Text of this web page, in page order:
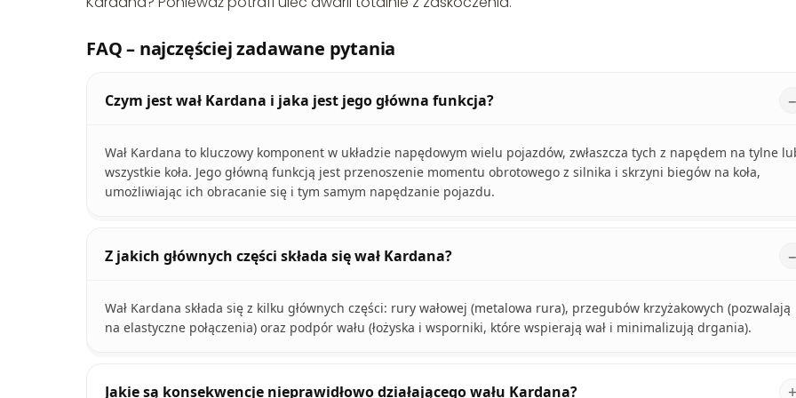
FAQ – najczęściej zadawane pytania
Czym jest wał Kardana i jaka jest jego główna funkcja?
Wał Kardana to kluczowy komponent w układzie napędowym wielu pojazdów, zwłaszcza tych z napędem na tylne
wszystkie koła. Jego główną funkcją jest przenoszenie momentu obrotowego z silnika i skrzyni biegów na koła,
umożliwiając ich obracanie się i tym samym napędzanie pojazdu.
Z jakich głównych części składa się wał Kardana?
Wał Kardana składa się z kilku głównych części: rury wałowej (metalowa rura), przegubów krzyżakowych (pozwalają
na elastyczne połączenia) oraz podpór wału (łożyska i wsporniki, które wspierają wał i minimalizują drgania).
Jakie są konsekwencje nieprawidłowo działającego wału Kardana?